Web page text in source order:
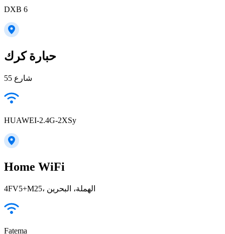
DXB 6
حبارة كرك
شارع 55
HUAWEI-2.4G-2XSy
Home WiFi
4FV5+M25، الهملة، البحرين
Fatema